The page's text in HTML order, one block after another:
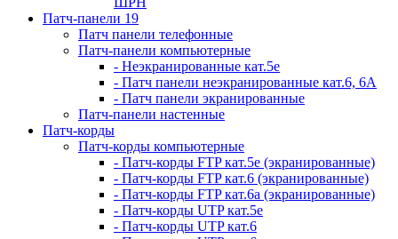
Патч-панели 19
Патч панели телефонные
Патч-панели компьютерные
- Неэкранированные кат.5е
- Патч панели неэкранированные кат.6, 6А
- Патч панели экранированные
Патч-панели настенные
Патч-корды
Патч-корды компьютерные
- Патч-корды FTP кат.5е (экранированные)
- Патч-корды FTP кат.6 (экранированные)
- Патч-корды FTP кат.6а (экранированные)
- Патч-корды UTP кат.5е
- Патч-корды UTP кат.6